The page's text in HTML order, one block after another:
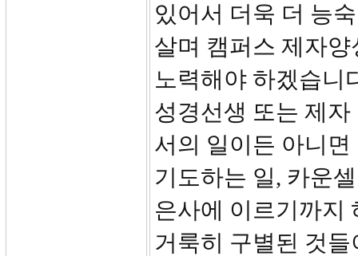
있어서 더욱 더 능
살며 캠퍼스 제자
노력해야 하겠습니
성경선생 또는 제
서의 일이든 아니
기도하는 일, 카운
은사에 이르기까지
거룩히 구별된 것